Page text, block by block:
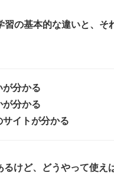
習の基本的な違いと、そ
が分かる
が分かる
イトが分かる
るけど、どうやって使え